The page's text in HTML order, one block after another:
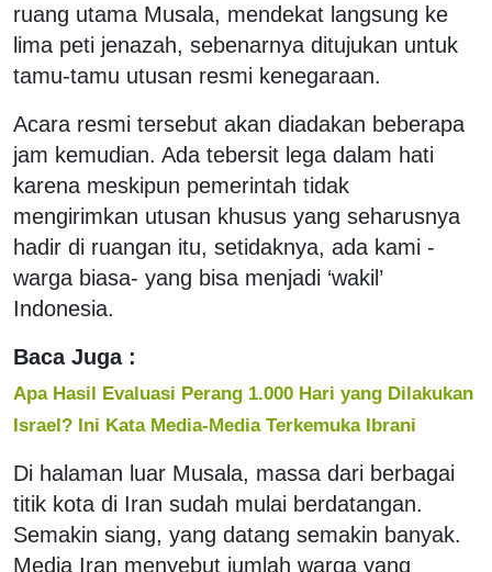
ruang utama Musala, mendekat langsung ke
lima peti jenazah, sebenarnya ditujukan untuk
tamu-tamu utusan resmi kenegaraan.
Acara resmi tersebut akan diadakan beberapa
jam kemudian. Ada tebersit lega dalam hati
karena meskipun pemerintah tidak
mengirimkan utusan khusus yang seharusnya
hadir di ruangan itu, setidaknya, ada kami -
warga biasa- yang bisa menjadi ‘wakil’
Indonesia.
Baca Juga :
Apa Hasil Evaluasi Perang 1.000 Hari yang Dilakukan
Israel? Ini Kata Media-Media Terkemuka Ibrani
Di halaman luar Musala, massa dari berbagai
titik kota di Iran sudah mulai berdatangan.
Semakin siang, yang datang semakin banyak.
Media Iran menyebut jumlah warga yang